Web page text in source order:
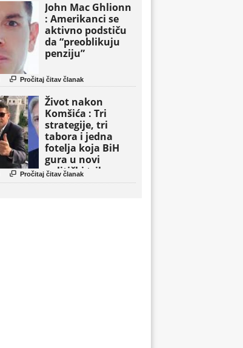
John Mac Ghlionn
: Amerikanci se
aktivno podstiču
da “preoblikuju
penziju”
 Pročitaj čitav članak
Život nakon
Komšića : Tri
strategije, tri
tabora i jedna
fotelja koja BiH
gura u novi
politički triler
 Pročitaj čitav članak